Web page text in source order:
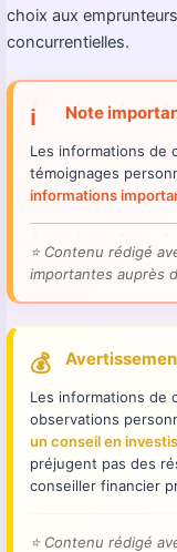
choix aux
concurrentielles.
ℹ️ Note
Les informations de
témoignages
informations
⭐ Contenu rédigé
importantes auprès
💰
Les informations de
observations
un conseil en
préjugent pas des
conseiller financier
⭐ Contenu rédigé